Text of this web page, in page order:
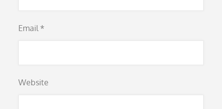
Email *
Website